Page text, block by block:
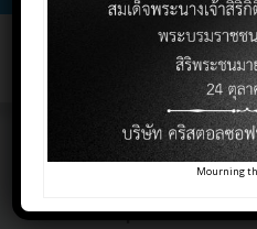
SMEs กู้เงิน
ง่ายที่สุด
Mourning